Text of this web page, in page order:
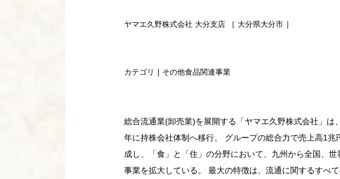
ヤマエ久野株式会社 大分支店 ［ 大分県大分市 ］
カテゴリ その他食品関連事業
総合流通業(卸売業)を展開する「ヤマエ久野株式会社」は
年に持株会社体制へ移行。 グループの総合力で売上高1兆
成し、「食」と「住」の分野において、九州から全国、世
事業を拡大している。 最大の特徴は、流通に関するすべ